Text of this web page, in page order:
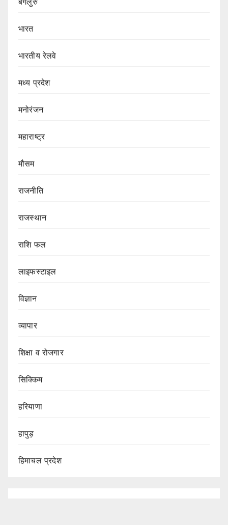
भारत
भारतीय रेलवे
मध्य प्रदेश
मनोरंजन
महाराष्ट्र
मौसम
राजनीति
राजस्थान
राशि फल
लाइफस्टाइल
विज्ञान
व्यापार
शिक्षा व रोजगार
सिक्किम
हरियाणा
हापुड़
हिमाचल प्रदेश